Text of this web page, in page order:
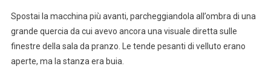
Spostai la macchina più avanti, parcheggiandola all’ombra di una
grande quercia da cui avevo ancora una visuale diretta sulle
finestre della sala da pranzo. Le tende pesanti di velluto erano
aperte, ma la stanza era buia.